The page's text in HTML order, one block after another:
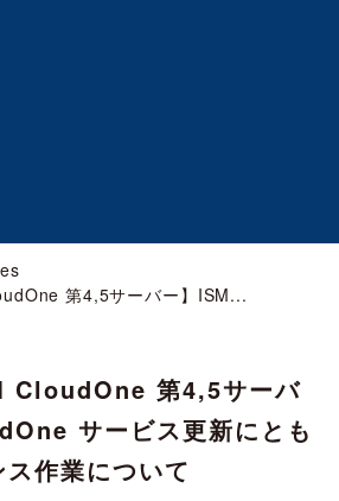
第4,5サーバー】ISM...
CloudOne 第4,5サーバ
サービス更新にとも
作業について